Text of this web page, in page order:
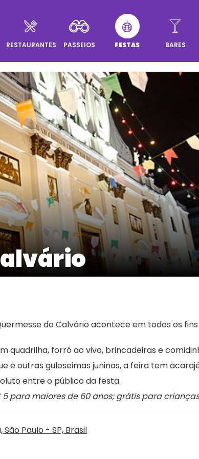
RESTAURANTES PASSEIOS FESTAS BARES
do Calvário acontece em todos os
quadrilha, forró ao vivo, brincadeiras e
e outras guloseimas juninas, a feira tem
entre o público da festa.
5 para maiores de 60 anos; grátis para
Paulo - SP, Brasil